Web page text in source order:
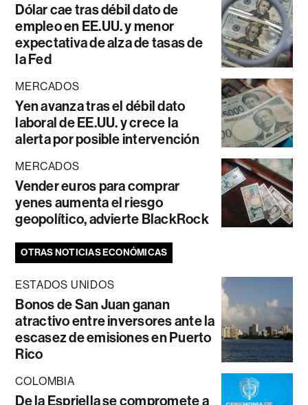
Dólar cae tras débil dato de
empleo en EE.UU. y menor
expectativa de alza de tasas de
la Fed
MERCADOS
Yen avanza tras el débil dato
laboral de EE.UU. y crece la
alerta por posible intervención
MERCADOS
Vender euros para comprar
yenes aumenta el riesgo
geopolítico, advierte BlackRock
OTRAS NOTICIAS ECONÓMICAS
ESTADOS UNIDOS
Bonos de San Juan ganan
atractivo entre inversores ante la
escasez de emisiones en Puerto
Rico
COLOMBIA
De la Espriella se compromete a